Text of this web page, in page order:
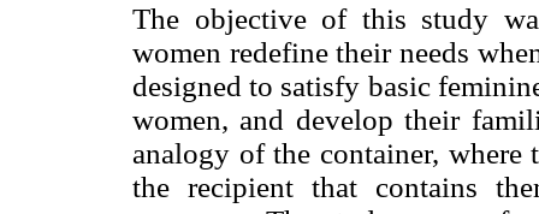
The objective of this study
women redefine their needs
designed to satisfy basic
women, and develop their
analogy of the container, where
the recipient that contains